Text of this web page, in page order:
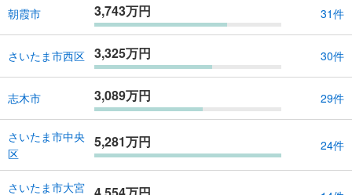
朝霞市 3,743万円 31件
さいたま市西区 3,325万円 30件
志木市 3,089万円 29件
さいたま市中央
区
5,281万円 24件
さいたま市大宮